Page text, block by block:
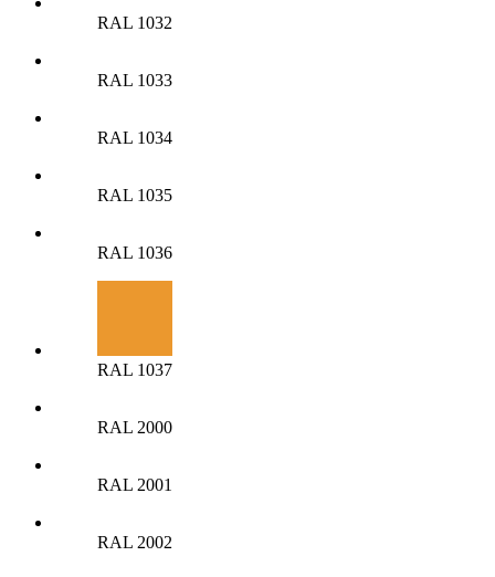
RAL 1032
RAL 1033
RAL 1034
RAL 1035
RAL 1036
RAL 1037
RAL 2000
RAL 2001
RAL 2002